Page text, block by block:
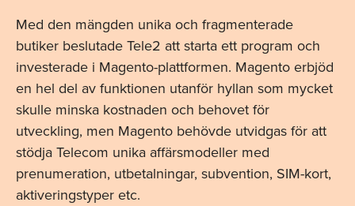
Med den mängden unika och fragmenterade
butiker beslutade Tele2 att starta ett program och
investerade i Magento-plattformen. Magento erbjöd
en hel del av funktionen utanför hyllan som mycket
skulle minska kostnaden och behovet för
utveckling, men Magento behövde utvidgas för att
stödja Telecom unika affärsmodeller med
prenumeration, utbetalningar, subvention, SIM-kort,
aktiveringstyper etc.